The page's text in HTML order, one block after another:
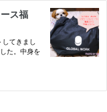
ス福
してきまし
た。中身を